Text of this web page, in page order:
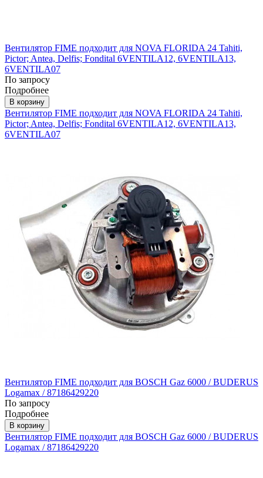
Вентилятор FIME подходит для NOVA FLORIDA 24 Tahiti,
Pictor; Antea, Delfis; Fondital 6VENTILA12, 6VENTILA13,
6VENTILA07
По запросу
Подробнее
В корзину
Вентилятор FIME подходит для NOVA FLORIDA 24 Tahiti,
Pictor; Antea, Delfis; Fondital 6VENTILA12, 6VENTILA13,
6VENTILA07
Вентилятор FIME подходит для BOSCH Gaz 6000 / BUDERUS
Logamax / 87186429220
По запросу
Подробнее
В корзину
Вентилятор FIME подходит для BOSCH Gaz 6000 / BUDERUS
Logamax / 87186429220